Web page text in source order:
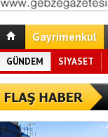
Gayrimenkul
GÜNDEM SİYASET